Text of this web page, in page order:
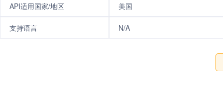
API适用国家/地区 美国
支持语言 N/A